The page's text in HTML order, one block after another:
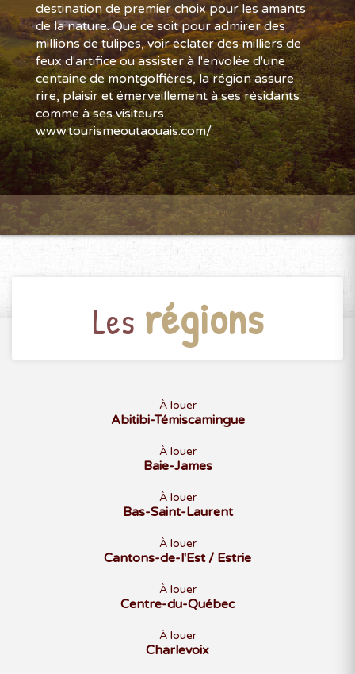
destination de premier choix pour les amants
de la nature. Que ce soit pour admirer des
millions de tulipes, voir éclater des milliers de
feux d'artifice ou assister à l'envolée d'une
centaine de montgolfières, la région assure
rire, plaisir et émerveillement à ses résidants
comme à ses visiteurs.
www.tourismeoutaouais.com/
Les régions
À louer
Abitibi-Témiscamingue
À louer
Baie-James
À louer
Bas-Saint-Laurent
À louer
Cantons-de-l'Est / Estrie
À louer
Centre-du-Québec
À louer
Charlevoix